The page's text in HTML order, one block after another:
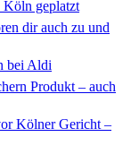
Köln geplatzt
dir auch zu und
bei Aldi
Produkt – auch
Kölner Gericht –